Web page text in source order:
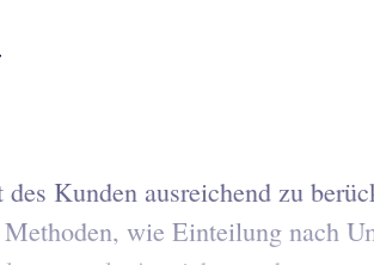
Kunden ausreichend zu
wie Einteilung nach